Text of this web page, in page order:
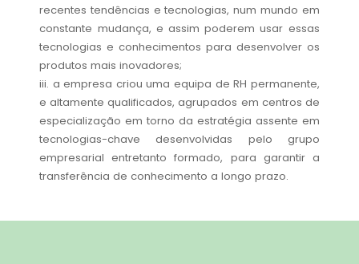
recentes tendências e tecnologias, num mundo em
constante mudança, e assim poderem usar essas
tecnologias e conhecimentos para desenvolver os
produtos mais inovadores;
iii. a empresa criou uma equipa de RH permanente,
e altamente qualificados, agrupados em centros de
especialização em torno da estratégia assente em
tecnologias-chave desenvolvidas pelo grupo
empresarial entretanto formado, para garantir a
transferência de conhecimento a longo prazo.